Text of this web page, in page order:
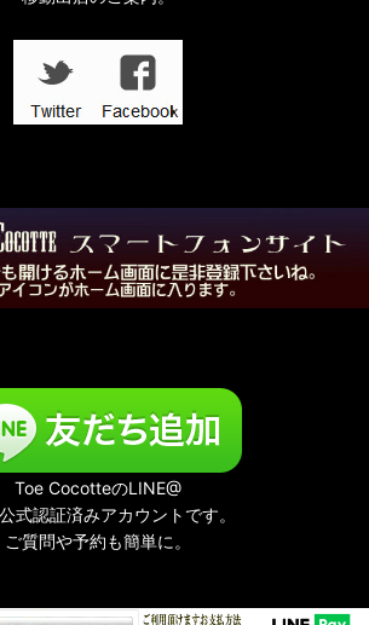
Toe CocotteのLINE@
式認証済みアカウントです。
ご質問や予約も簡単に。